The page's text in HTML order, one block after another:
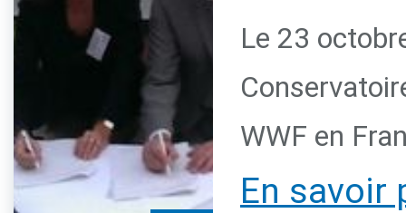
Le 23
WWF en
En savoir